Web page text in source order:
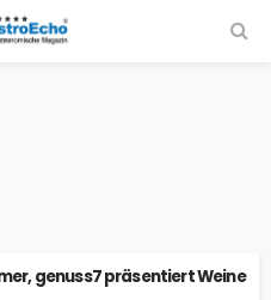
genuss7 präsentiert Weine